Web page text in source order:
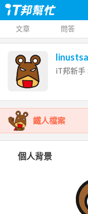
文章 問答
iT邦新手
鐵人檔案
個人背景